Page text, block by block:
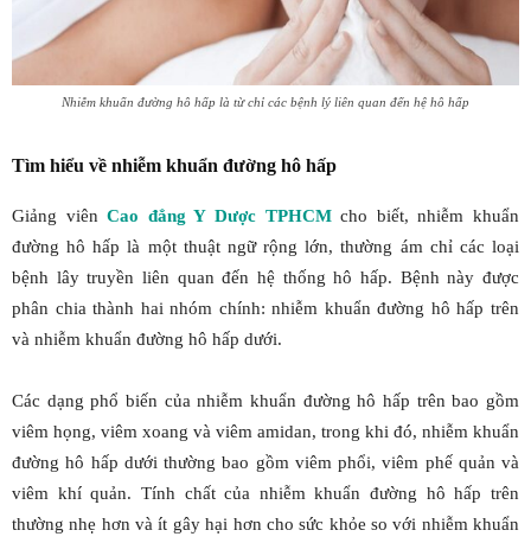
Nhiễm khuẩn đường hô hấp là từ chỉ các bệnh lý liên quan đến hệ hô hấp
Tìm hiểu về nhiễm khuẩn đường hô hấp
Giảng viênCao đẳng Y Dược TPHCMcho biết, nhiễm khuẩn
đường hô hấp là một thuật ngữ rộng lớn, thường ám chỉ các loại
bệnh lây truyền liên quan đến hệ thống hô hấp. Bệnh này được
phân chia thành hai nhóm chính: nhiễm khuẩn đường hô hấp trên
và nhiễm khuẩn đường hô hấp dưới.
Các dạng phổ biến của nhiễm khuẩn đường hô hấp trên bao gồm
viêm họng, viêm xoang và viêm amidan, trong khi đó, nhiễm khuẩn
đường hô hấp dưới thường bao gồm viêm phổi, viêm phế quản và
viêm khí quản. Tính chất của nhiễm khuẩn đường hô hấp trên
thường nhẹ hơn và ít gây hại hơn cho sức khỏe so với nhiễm khuẩn